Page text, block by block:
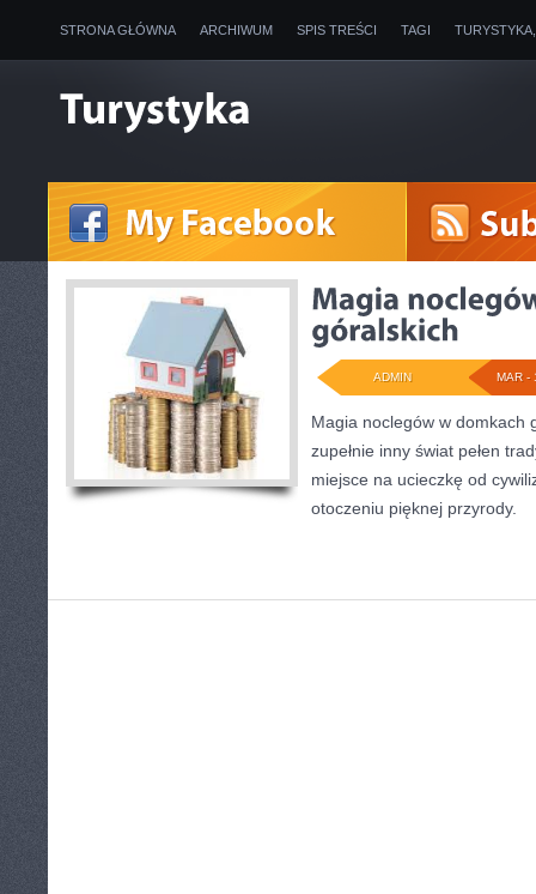
STRONA GŁÓWNA ARCHIWUM SPIS TREŚCI TAGI
MAR -
ADMIN
Magia noclegów w domkach
zupełnie inny świat pełen
miejsce na ucieczkę od
otoczeniu pięknej przyrody.